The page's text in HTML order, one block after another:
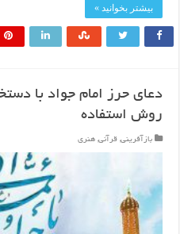
بیشتر بخوانید »
دعای حرز امام جواد با
روش استفاده
بازآفرینی, قرآنی, هنری